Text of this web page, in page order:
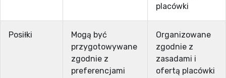
placówki
Posiłki
Mogą być
przygotowywane
zgodnie z
preferencjami
Organizowane
zgodnie z
zasadami i
ofertą placówki